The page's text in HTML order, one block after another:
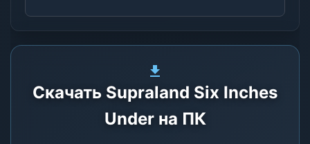
Скачать Supraland Six Inches
Under на ПК